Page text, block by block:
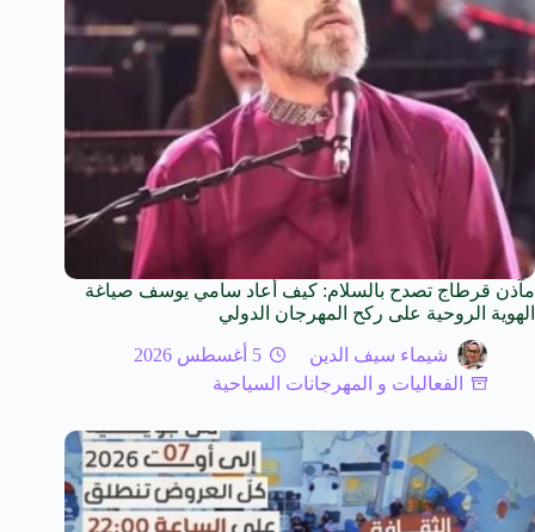
مآذن قرطاج تصدح بالسلام: كيف أعاد سامي يوسف صياغة
الهوية الروحية على ركح المهرجان الدولي
شيماء سيف الدين
5 أغسطس 2026
الفعاليات و المهرجانات السياحية